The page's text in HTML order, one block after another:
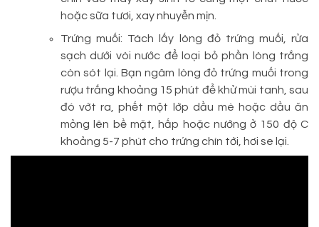
hoặc sữa tươi, xay nhuyễn mịn.
Trứng muối: Tách lấy lòng đỏ trứng muối, rửa
sạch dưới vòi nước để loại bỏ phần lòng trắng
còn sót lại. Bạn ngâm lòng đỏ trứng muối trong
rượu trắng khoảng 15 phút để khử mùi tanh, sau
đó vớt ra, phết một lớp dầu mè hoặc dầu ăn
mỏng lên bề mặt, hấp hoặc nướng ở 150 độ C
khoảng 5-7 phút cho trứng chín tới, hơi se lại.